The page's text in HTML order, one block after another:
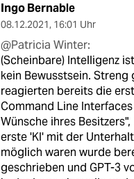
Ingo Bernable
08.12.2021, 16:01 Uhr
@Patricia Winter:
(Scheinbare) Intelligenz
kein Bewusstsein. Streng
reagierten bereits die
Command Line
Wünsche ihres Besitzers",
erste 'KI' mit der
möglich waren wurde
geschrieben und GPT-3